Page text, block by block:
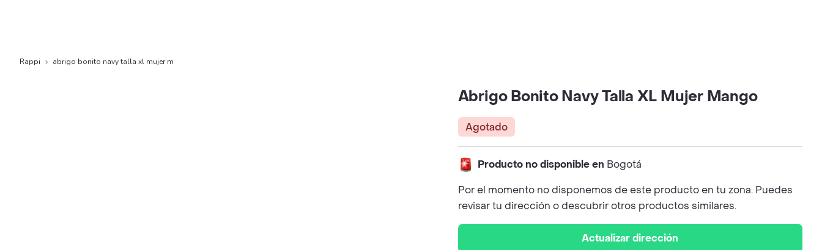
Rappi abrigo bonito navy talla xl mujer m
Abrigo Bonito Navy Talla XL Mujer Mango
Agotado
Producto no disponible en Bogotá
Por el momento no disponemos de este producto en tu zona. Puedes
revisar tu dirección o descubrir otros productos similares.
Actualizar dirección